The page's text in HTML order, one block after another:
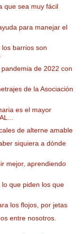
que sea muy fácil
para manejar el
barrios son
de 2022 con
de la Asociación
es el mayor
de alterne amable
siquiera a dónde
mejor, aprendiendo
que piden los que
los flojos, por jetas
entre nosotros.